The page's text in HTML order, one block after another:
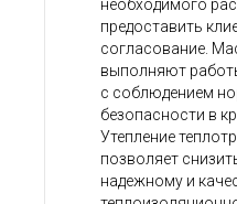
необходимого
предоставить
согласование.
выполняют
с соблюдением
безопасности в
Утепление
позволяет
надежному и